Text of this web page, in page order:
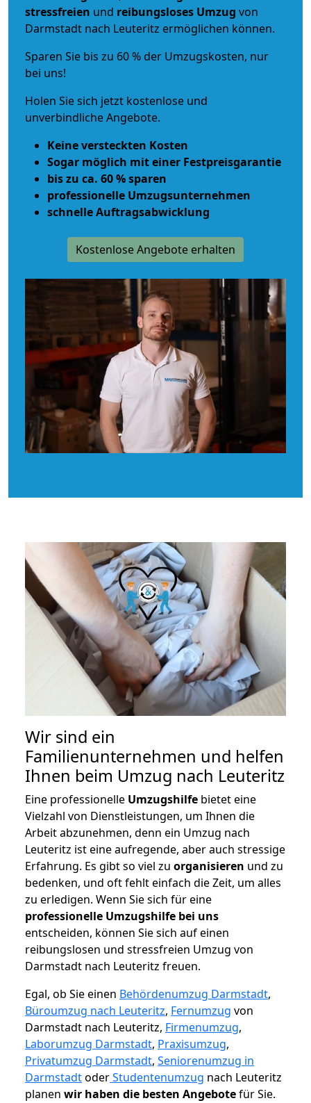
stressfreien und reibungsloses Umzug von
Darmstadt nach Leuteritz ermöglichen können.
Sparen Sie bis zu 60 % der Umzugskosten, nur
bei uns!
Holen Sie sich jetzt kostenlose und
unverbindliche Angebote.
Keine versteckten Kosten
Sogar möglich mit einer Festpreisgarantie
bis zu ca. 60 % sparen
professionelle Umzugsunternehmen
schnelle Auftragsabwicklung
Kostenlose Angebote erhalten
Wir sind ein
Familienunternehmen und helfen
Ihnen beim Umzug nach Leuteritz
Eine professionelle Umzugshilfe bietet eine
Vielzahl von Dienstleistungen, um Ihnen die
Arbeit abzunehmen, denn ein Umzug nach
Leuteritz ist eine aufregende, aber auch stressige
Erfahrung. Es gibt so viel zu organisieren und zu
bedenken, und oft fehlt einfach die Zeit, um alles
zu erledigen. Wenn Sie sich für eine
professionelle Umzugshilfe bei uns
entscheiden, können Sie sich auf einen
reibungslosen und stressfreien Umzug von
Darmstadt nach Leuteritz freuen.
Egal, ob Sie einen Behördenumzug Darmstadt,
Büroumzug nach Leuteritz, Fernumzug von
Darmstadt nach Leuteritz, Firmenumzug,
Laborumzug Darmstadt, Praxisumzug,
Privatumzug Darmstadt, Seniorenumzug in
DarmstadtoderStudentenumzug nach Leuteritz
planen wir haben die besten Angebotefür Sie.